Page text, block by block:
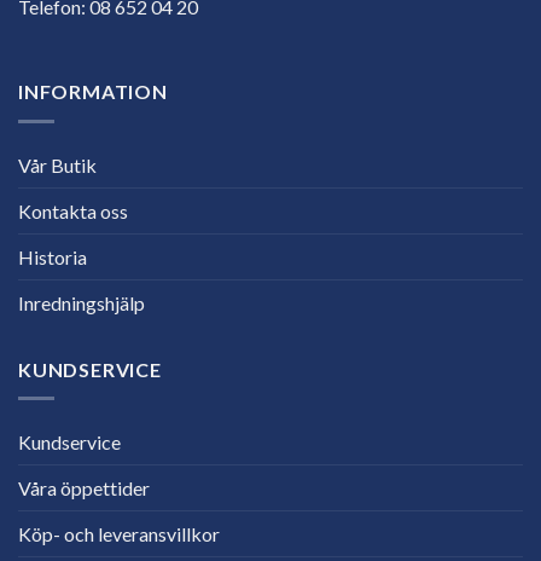
Telefon: 08 652 04 20
INFORMATION
Vår Butik
Kontakta oss
Historia
Inredningshjälp
KUNDSERVICE
Kundservice
Våra öppettider
Köp- och leveransvillkor